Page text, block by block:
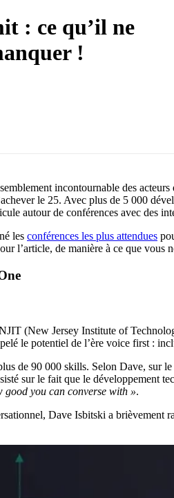
: ce qu’il ne
!
incontournable des
le 25. Avec plus de 5 000
autour de conférences avec des
les conférences les plus attendues
l’article, de manière à ce que vous
(New Jersey Institute of
le potentiel de l’ère voice first :
de 90 000 skills. Selon Dave, sur
sur le fait que le développement
good you can converse with ».
Dave Isbitski a brièvement